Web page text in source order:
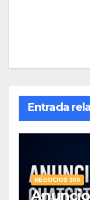
Entrada
NEGOCIOS 360